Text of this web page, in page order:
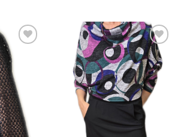
Toevoegen
aan
wenslijst
Toevoegen
aan
wenslijst